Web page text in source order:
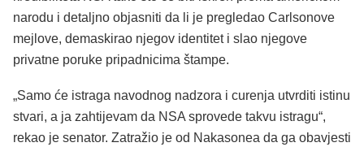
narodu i detaljno objasniti da li je pregledao Carlsonove
mejlove, demaskirao njegov identitet i slao njegove
privatne poruke pripadnicima štampe.
„Samo će istraga navodnog nadzora i curenja utvrditi istinu
stvari, a ja zahtijevam da NSA sprovede takvu istragu“,
rekao je senator. Zatražio je od Nakasonea da ga obavjesti